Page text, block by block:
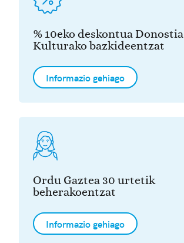
% 10eko deskontua Donostia
Kulturako bazkideentzat
Informazio gehiago
Ordu Gaztea 30 urtetik
beherakoentzat
Informazio gehiago